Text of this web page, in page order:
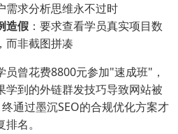
需求分析思维永不过时
造假 ：要求查看学员真实项目数
而非截图拼凑
员曾花费8800元参加"速成班"，
学到的外链群发技巧导致网站被
终通过墨沉SEO的合规优化方案才
排名。